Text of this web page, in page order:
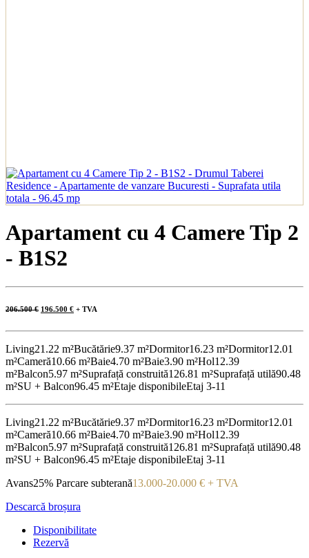
Apartament cu 4 Camere Tip 2
- B1S2
206.500€ Prețul
fost:
196.500 €Prețul
196.500 €.
+ TVA
Living21.22 m²Bucătărie9.37 m²Dormitor16.23 m²Dormitor12.01
m²Cameră10.66 m²Baie4.70 m²Baie3.90 m²Hol12.39
m²Balcon5.97 m²Suprafață construită126.81 m²Suprafață utilă90.48
m²SU + Balcon96.45 m²Etaje disponibileEtaj 3-11
Living21.22 m²Bucătărie9.37 m²Dormitor16.23 m²Dormitor12.01
m²Cameră10.66 m²Baie4.70 m²Baie3.90 m²Hol12.39
m²Balcon5.97 m²Suprafață construită126.81 m²Suprafață utilă90.48
m²SU + Balcon96.45 m²Etaje disponibileEtaj 3-11
Avans25% Parcare subterană13.000-20.000 € + TVA
Descarcă broșura
Disponibilitate
Rezervă